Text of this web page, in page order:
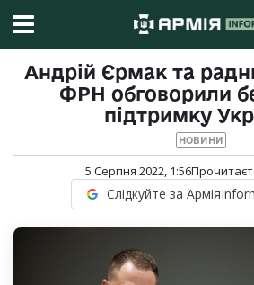
Андрій Єрмак та
ФРН обговорили
підтримку
НОВИНИ
5 Серпня 2022, 1:56
Слідкуйте за